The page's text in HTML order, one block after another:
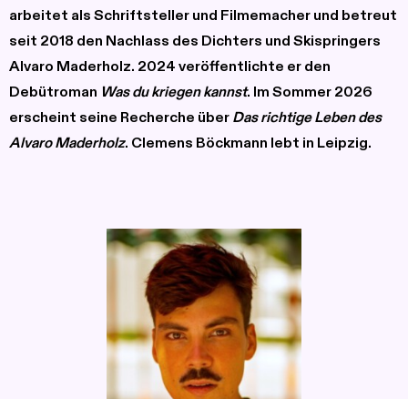
arbeitet als Schriftsteller und Filmemacher und betreut
seit 2018 den Nachlass des Dichters und Skispringers
Alvaro Maderholz. 2024 veröffentlichte er den
Debütroman Was du kriegen kannst. Im Sommer 2026
erscheint seine Recherche über Das richtige Leben des
Alvaro Maderholz. Clemens Böckmann lebt in Leipzig.